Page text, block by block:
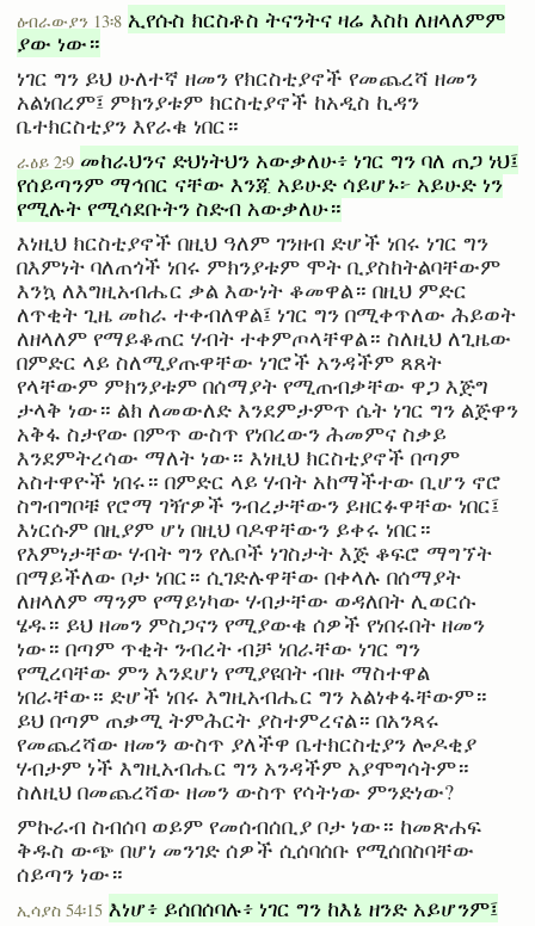
ዕብራውያን 13፡8 ኢየሱስ ክርስቶስ ትናንትና ዛሬ እስከ ለዘላለምም
ያው ነው።
ነገር ግን ይህ ሁለተኛ ዘመን የክርስቲያኖች የመጨረሻ ዘመን
አልነበረም፤ ምክንያቱም ክርስቲያኖች ከአዲስ ኪዳን
ቤተክርስቲያን እየራቁ ነበር።
ራዕይ 2፡9 መከራህንና ድህነትህን አውቃለሁ፥ ነገር ግን ባለ ጠጋ ነህ፤
የሰይጣንም ማኅበር ናቸው እንጂ አይሁድ ሳይሆኑ፦ አይሁድ ነን
የሚሉት የሚሳደቡትን ስድብ አውቃለሁ።
እነዚህ ክርስቲያኖች በዚህ ዓለም ገንዘብ ድሆች ነበሩ ነገር ግን
በእምነት ባለጠጎች ነበሩ ምክንያቱም ሞት ቢያስከትልባቸውም
እንኳ ለእግዚአብሔር ቃል እውነት ቆመዋል። በዚህ ምድር
ለጥቂት ጊዜ መከራ ተቀብለዋል፤ ነገር ግን በሚቀጥለው ሕይወት
ለዘላለም የማይቆጠር ሃብት ተቀምጦላቸዋል። ስለዚህ ለጊዜው
በምድር ላይ ስለሚያጡዋቸው ነገሮች አንዳችም ጸጸት
የላቸውም ምክንያቱም በሰማያት የሚጠብቃቸው ዋጋ እጅግ
ታላቅ ነው። ልክ ለመውለድ እንደምታምጥ ሴት ነገር ግን ልጅዋን
አቅፋ ስታየው በምጥ ውስጥ የነበረውን ሕመምና ስቃይ
እንደምትረሳው ማለት ነው። እነዚህ ክርስቲያኖች በጣም
አስተዋዮች ነበሩ። በምድር ላይ ሃብት አከማችተው ቢሆን ኖሮ
ስግብግቦቹ የሮማ ገዥዎች ንብረታቸውን ይዘርፉዋቸው ነበር፤
እነርሱም በዚያም ሆነ በዚህ ባዶዋቸውን ይቀሩ ነበር።
የእምነታቸው ሃብት ግን የሌቦች ነገስታት እጅ ቆፍሮ ማግኘት
በማይችለው ቦታ ነበር። ሲገድሉዋቸው በቀላሉ በሰማያት
ለዘላለም ማንም የማይነካው ሃብታቸው ወዳለበት ሊወርሱ
ሄዱ። ይህ ዘመን ምስጋናን የሚያውቁ ሰዎች የነበሩበት ዘመን
ነው። በጣም ጥቂት ንብረት ብቻ ነበራቸው ነገር ግን
የሚረባቸው ምን እንደሆነ የሚያዩበት ብዙ ማስተዋል
ነበራቸው። ድሆች ነበሩ እግዚአብሔር ግን አልነቀፋቸውም።
ይህ በጣም ጠቃሚ ትምሕርት ያስተምረናል። በአንጻሩ
የመጨረሻው ዘመን ውስጥ ያለችዋ ቤተክርስቲያን ሎዶቂያ
ሃብታም ነች እግዚአብሔር ግን አንዳችም አያሞግሳትም።
ስለዚህ በመጨረሻው ዘመን ውስጥ የሳትነው ምንድነው?
ምኩራብ ስብሰባ ወይም የመሰብሰቢያ ቦታ ነው። ከመጽሐፍ
ቅዱስ ውጭ በሆነ መንገድ ሰዎች ሲሰባሰቡ የሚሰበስባቸው
ሰይጣን ነው።
ኢሳያስ 54፡15 እነሆ፥ ይሰበሰባሉ፥ ነገር ግን ከእኔ ዘንድ አይሆንም፤